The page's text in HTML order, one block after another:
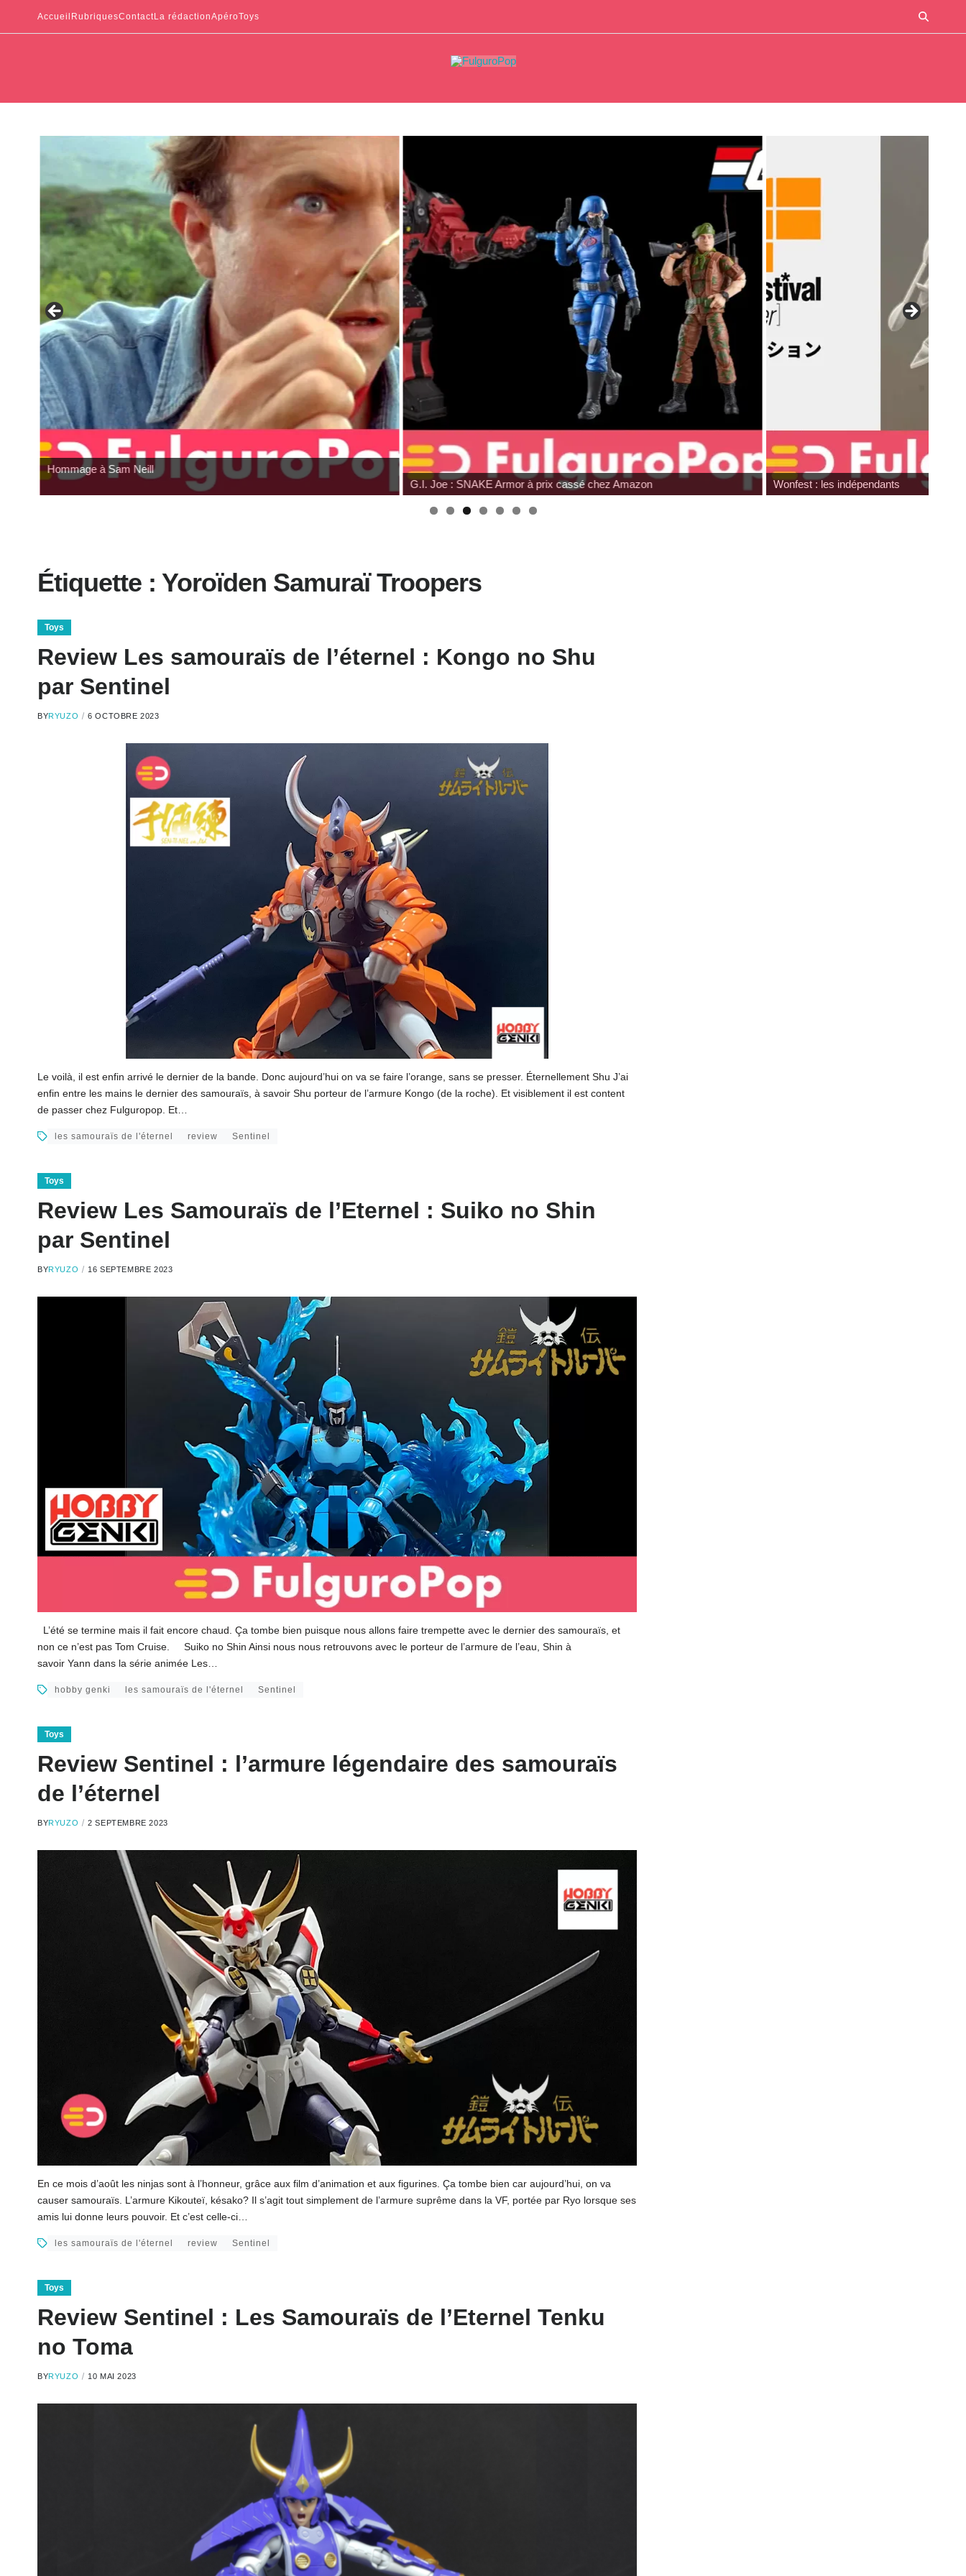
Accueil RubriquesContactLa rédactionApéroToys
Hommage à Sam Neill
G.I. Joe : SNAKE Armor à prix cassé chez Amazon
Wonfest : les indépendants
Étiquette :Yoroïden Samuraï Troopers
Toys
Review Les samouraïs de l’éternel : Kongo no Shu
par Sentinel
BYRYUZO 6 OCTOBRE 2023
Le voilà, il est enfin arrivé le dernier de la bande. Donc aujourd’hui on va se faire l’orange, sans se presser. Éternellement Shu J’ai
enfin entre les mains le dernier des samouraïs, à savoir Shu porteur de l’armure Kongo (de la roche). Et visiblement il est content
de passer chez Fulguropop. Et…
les samouraïs de l'éternel review Sentinel
Toys
Review Les Samouraïs de l’Eternel : Suiko no Shin
par Sentinel
BYRYUZO 16 SEPTEMBRE 2023
L’été se termine mais il fait encore chaud. Ça tombe bien puisque nous allons faire trempette avec le dernier des samouraïs, et
non ce n’est pas Tom Cruise. Suiko no Shin Ainsi nous nous retrouvons avec le porteur de l’armure de l’eau, Shin à
savoir Yann dans la série animée Les…
hobby genki les samouraïs de l'éternel Sentinel
Toys
Review Sentinel : l’armure légendaire des samouraïs
de l’éternel
BYRYUZO 2 SEPTEMBRE 2023
En ce mois d’août les ninjas sont à l’honneur, grâce aux film d’animation et aux figurines. Ça tombe bien car aujourd’hui, on va
causer samouraïs. L’armure Kikouteï, késako? Il s’agit tout simplement de l’armure suprême dans la VF, portée par Ryo lorsque ses
amis lui donne leurs pouvoir. Et c’est celle-ci…
les samouraïs de l'éternel review Sentinel
Toys
Review Sentinel : Les Samouraïs de l’Eternel Tenku
no Toma
BYRYUZO 10 MAI 2023